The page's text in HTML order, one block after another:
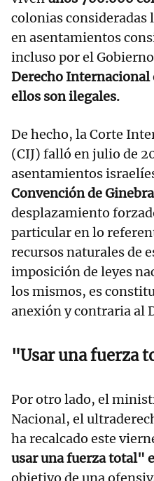
colonias consideradas
en asentamientos
incluso por el
Derecho Internacional
ellos son ilegales.
De hecho, la Corte
(CIJ) falló en julio de
asentamientos
Convención de Ginebra
desplazamiento
particular en lo
recursos naturales de
imposición de leyes
los mismos, es
anexión y contraria al
"Usar una fuerza
Por otro lado, el
Nacional, el
ha recalcado este
usar una fuerza total"
objetivo de una